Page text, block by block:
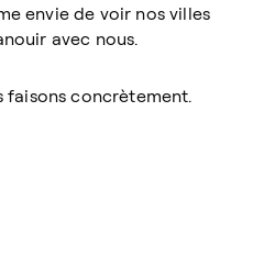
envie de voir nos villes
avec nous.
faisons concrètement.